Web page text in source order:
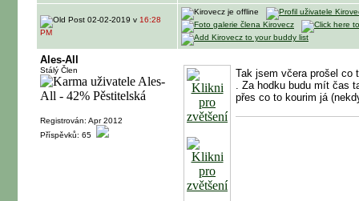
02-02-2019 v 16:28
PM
Ales-All
Stálý Člen
Registrován: Apr 2012
Příspěvků: 65
Tak jsem včera prošel co
. Za hodku budu mít čas
přes co to kourim já